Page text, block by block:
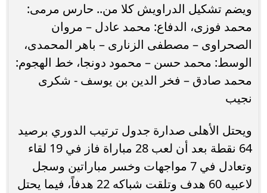
ويضم تشكيل الدراويش كلا من.. حارس مرمى:
محمد فوزى، الدفاع: محمد عادل – مروان
الصحراوى – مصطفى الزنارى – باهر المحمدى،
الوسط: محمد حسن – محمود دونجا، خط الهجوم:
محمد صادق – فخر الدين بن يوسف - شكرى
نجيب
ويحتل الأهلى صدارة جدول ترتيب الدوري برصيد
64 نقطة بعد أن لعب 28 مباراة فاز في 19 لقاء
وتعادل في 7 مواجهات وخسر مباراتين وسجل
لاعبيه 60 هدف وتلقت شباكه 22 هدفاً، فيما يحتل